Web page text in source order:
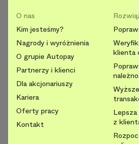
O nas
Kim jesteśmy?
Nagrody i wyróżnienia
O grupie Autopay
Partnerzy i klienci
Dla akcjonariuszy
Kariera
Oferty pracy
Kontakt
klienta
z